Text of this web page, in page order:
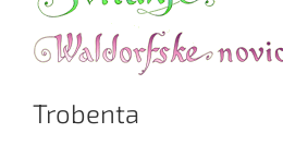
Trobenta